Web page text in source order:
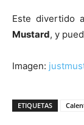
Este divertido
Mustard, y
Imagen:
ETIQUETAS